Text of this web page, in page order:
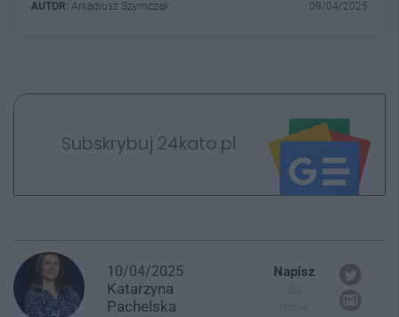
AUTOR: Arkadiusz Szymczak 09/04/2025
Subskrybuj 24kato.pl
10/04/2025
Katarzyna
Pachelska
Napisz